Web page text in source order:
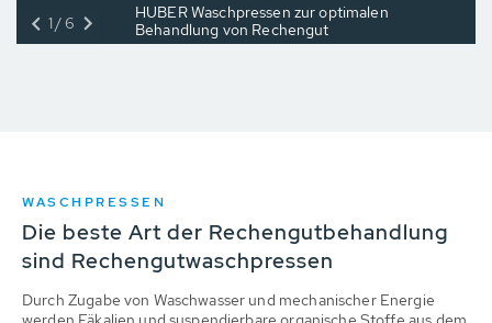
HUBER Waschpressen zur optimalen
Behandlung von Rechengut
1/6
WASCHPRESSEN
Die beste Art der Rechengutbehandlung
sind Rechengutwaschpressen
Durch Zugabe von Waschwasser und mechanischer Energie